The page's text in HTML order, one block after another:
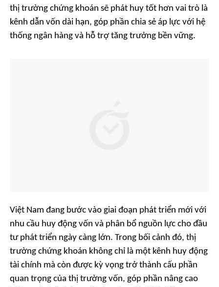
thị trường chứng khoán sẽ phát huy tốt hơn vai trò là
kênh dẫn vốn dài hạn, góp phần chia sẻ áp lực với hệ
thống ngân hàng và hỗ trợ tăng trưởng bền vững.
Việt Nam đang bước vào giai đoạn phát triển mới với
nhu cầu huy động vốn và phân bổ nguồn lực cho đầu
tư phát triển ngày càng lớn. Trong bối cảnh đó, thị
trường chứng khoán không chỉ là một kênh huy động
tài chính mà còn được kỳ vọng trở thành cấu phần
quan trọng của thị trường vốn, góp phần nâng cao